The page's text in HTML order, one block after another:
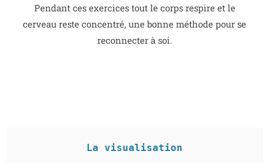
Pendant ces exercices tout le corps respire et le
cerveau reste concentré, une bonne méthode pour se
reconnecter à soi.
La visualisation